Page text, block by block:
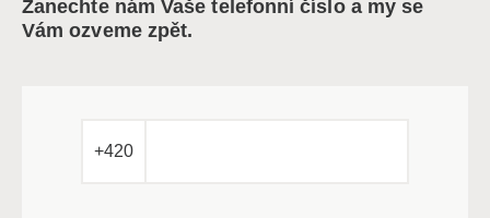
Zanechte nám Vaše telefonní číslo a my se
Vám ozveme zpět.
+420